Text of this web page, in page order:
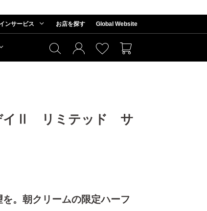
ンサービス お店を探す Global Website
Ⅱ リミテッド サ
。朝クリームの限定ハーフ